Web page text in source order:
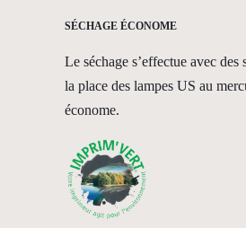
SÉCHAGE ÉCONOME
Le séchage s’effectue avec des
la place des lampes US au
économe.